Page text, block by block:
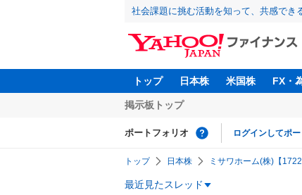
社会課題に挑む活動を知って、共感でき
トップ 日本株 米国株 FX・
掲示板トップ
ポートフォリオ ログインしてポ
トップ 日本株 ミサワホーム(株)【
最近見たスレッド